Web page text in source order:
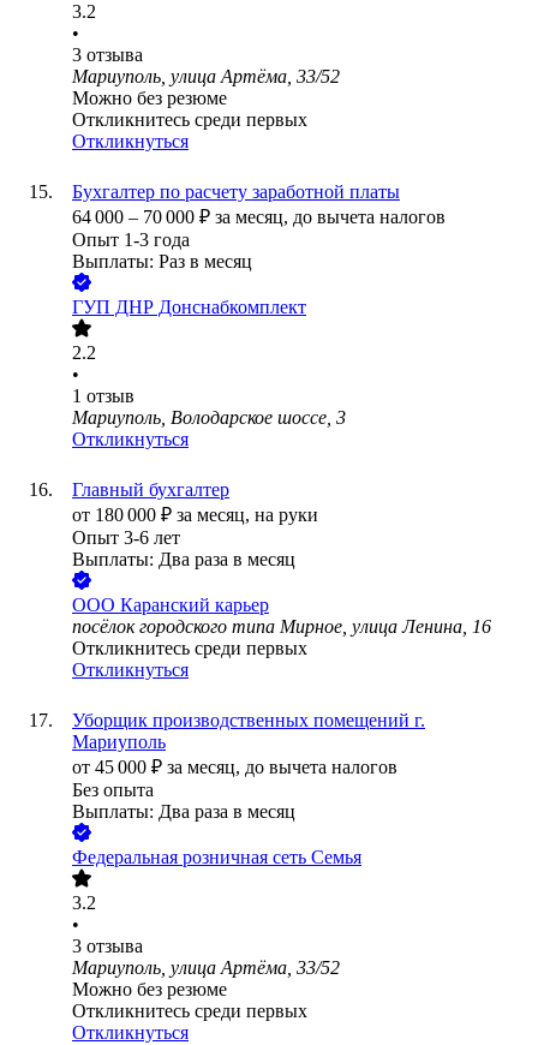
3.2
•
3 отзыва
Мариуполь, улица Артёма, 33/52
Можно без резюме
Откликнитесь среди первых
Откликнуться
Бухгалтер по расчету заработной платы
64 000 – 70 000 ₽ за месяц, до вычета налогов
Опыт 1-3 года
Выплаты: Раз в месяц
ГУП ДНР Донснабкомплект
2.2
•
1 отзыв
Мариуполь, Володарское шоссе, 3
Откликнуться
Главный бухгалтер
от 180 000 ₽ за месяц, на руки
Опыт 3-6 лет
Выплаты: Два раза в месяц
ООО Каранский карьер
посёлок городского типа Мирное, улица Ленина, 16
Откликнитесь среди первых
Откликнуться
Уборщик производственных помещений г.
Мариуполь
от 45 000 ₽ за месяц, до вычета налогов
Без опыта
Выплаты: Два раза в месяц
Федеральная розничная сеть Семья
3.2
•
3 отзыва
Мариуполь, улица Артёма, 33/52
Можно без резюме
Откликнитесь среди первых
Откликнуться